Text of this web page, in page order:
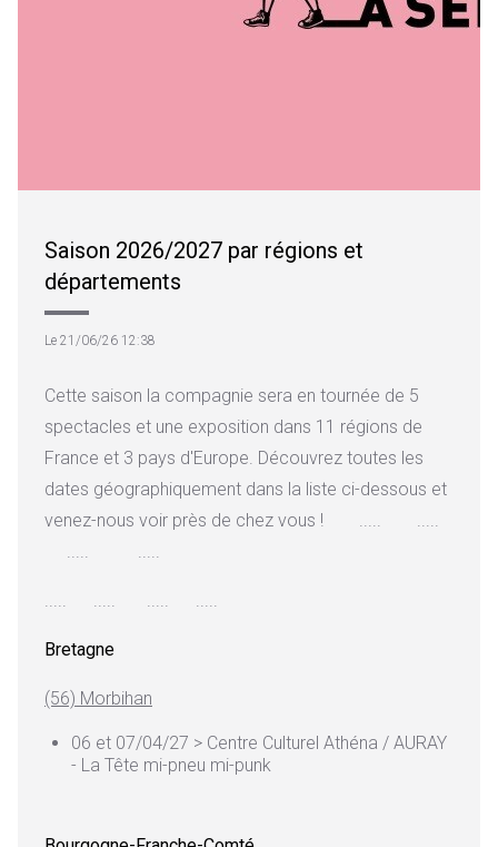
Saison 2026/2027 par régions et
départements
Le 21/06/26 12:38
Cette saison la compagnie sera en tournée de 5
spectacles et une exposition dans 11 régions de
France et 3 pays d'Europe. Découvrez toutes les
dates géographiquement dans la liste ci-dessous et
venez-nous voir près de chez vous ! ..... .....
..... .....
..... ..... ..... .....
Bretagne
(56) Morbihan
06 et 07/04/27 > Centre Culturel Athéna / AURAY
- La Tête mi-pneu mi-punk